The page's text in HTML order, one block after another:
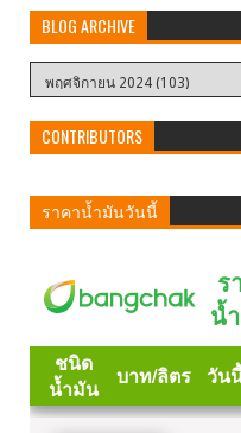
BLOG ARCHIVE
CONTRIBUTORS
ราคาน้ำมันวันนี้